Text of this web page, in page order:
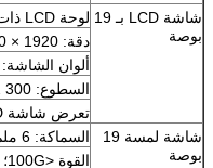
شاشة LCD بـ 19
بوصة
لوحة LCD ذات العلامة التجارية من الدرجة A
دقة: 1920 × 1080
ألوان الشاشة: 16.7M
السطوع: 300 cd/m2
تعرض شاشة LCD الإعلانات أثناء التوقف
شاشة لمسة 19
بوصة
السماكة: 6 ملم، الحد الأقصى: 4096 × 4096
القوة <100G؛ الشفاف> 90%